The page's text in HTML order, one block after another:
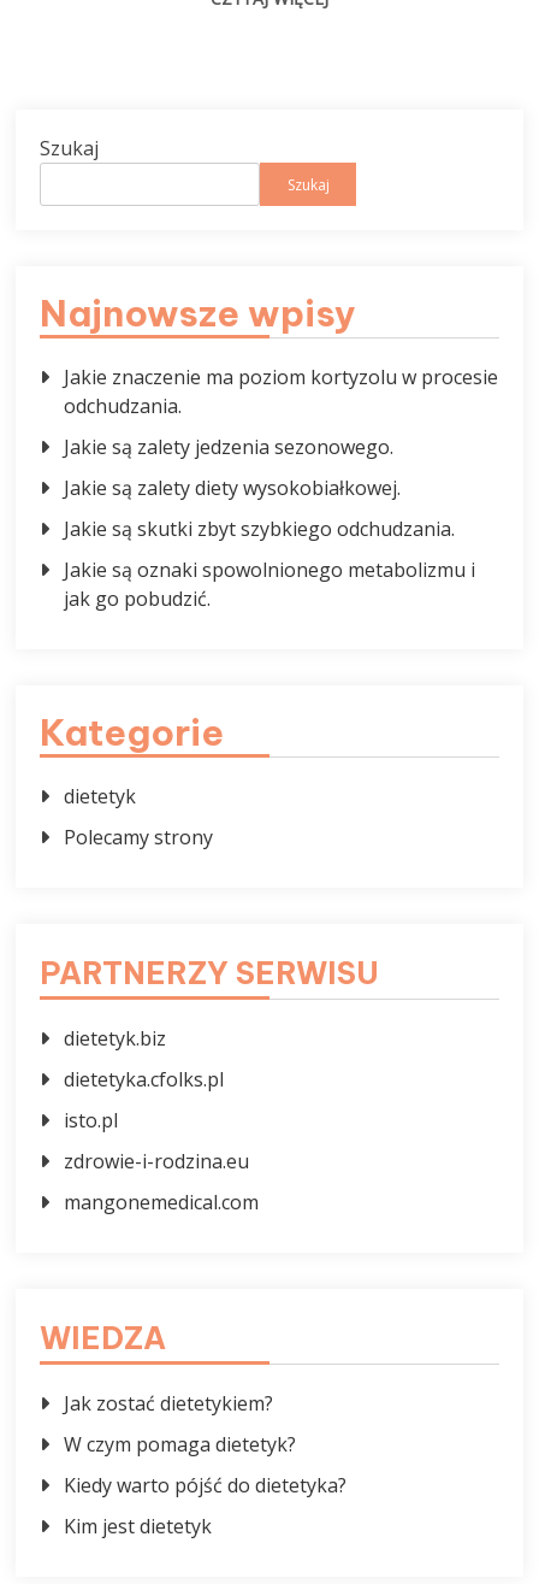
Szukaj
Szukaj
Najnowsze wpisy
Jakie znaczenie ma poziom kortyzolu w procesie
odchudzania.
Jakie są zalety jedzenia sezonowego.
Jakie są zalety diety wysokobiałkowej.
Jakie są skutki zbyt szybkiego odchudzania.
Jakie są oznaki spowolnionego metabolizmu i
jak go pobudzić.
Kategorie
dietetyk
Polecamy strony
PARTNERZY SERWISU
dietetyk.biz
dietetyka.cfolks.pl
isto.pl
zdrowie-i-rodzina.eu
mangonemedical.com
WIEDZA
Jak zostać dietetykiem?
W czym pomaga dietetyk?
Kiedy warto pójść do dietetyka?
Kim jest dietetyk